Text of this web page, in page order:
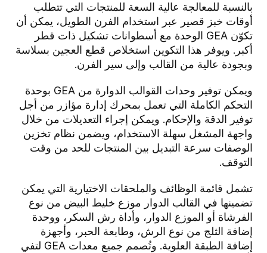
بالنسبة للمعالجة عالية السعة للمنتجات التي تتطلب
أوقات خبز قصير عبر استخدام الفرن الطويل، يمكن أن
تكوّن GEA الوحدة مع أسطوانات تشكيل ذات قطر
أكبر. ويوفر هذا التكوين استخلاص قطع العجين بسلاسة
وبجودة عالية من القالب وإلى سير الفرن.
ويمكن توفير وحدات القوالب الدوارة من GEA بوحدة
التحكم الكاملة التي تعمل بمحرك إدارة مؤازر من أجل
توفير الدقة والإحكام. ويمكن إجراء التعديلات من خلال
واجهة المشغل سهلة الاستخدام، ويضمن نظام تخزين
الوصفات سرعة التبديل بين المنتجات للحد من وقت
التوقف.
تشمل قائمة الوظائف والملحقات الاختيارية التي يمكن
تضمينها في القالب الدوار موزع خليط البيض من نوع
الفرشاة أو الموزع الدوار، وأداة رش السكر، ووحدة
إضافة الثلج من نوع الرش، وطابعة الحبر، وأجهزة
إضافة الطبقة العلوية. وتُصمم جميع معدات GEA لتفي